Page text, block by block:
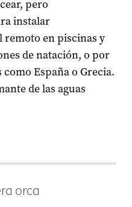
pero
instalar
en piscinas y
de natación, o por
España o Grecia.
de las aguas
orca